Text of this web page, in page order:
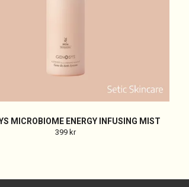
MICROBIOME ENERGY INFUSING MIST
399 kr